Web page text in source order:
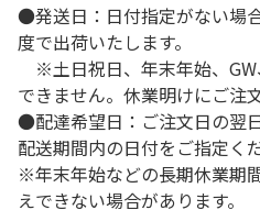
●発送日：日付指定がない場
度で出荷いたします。
※土日祝日、年末年始、
できません。休業明けにご注
●配達希望日：ご注文日の翌
配送期間内の日付をご指定く
※年末年始などの長期休業期
えできない場合があります。